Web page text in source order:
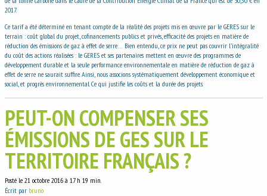
2017.
Ce tarif a été déterminé en tenant compte de la réalité des projets mis en œuvre par le GERES sur le
terrain : coût global du projet, cofinancements publics et privés, efficacité des projets en matière de
réduction des émissions de gaz à effet de serre… Bien entendu, ce prix ne peut pas couvrir l’intégralité
du coût des actions réalisées : le GERES et ses partenaires mettent en œuvre des programmes de
développement durable et la seule performance environnementale en matière de réduction de gaz à
effet de serre ne saurait suffire. Ainsi, nous associons systématiquement développement économique et
social, et progrès environnemental. Ce qui justifie les coûts et la durée des projets.
PEUT-ON COMPENSER SES
ÉMISSIONS DE GES SUR LE
TERRITOIRE FRANÇAIS ?
Posté le 21 octobre 2016 à 17 h 19 min.
Écrit par bruno